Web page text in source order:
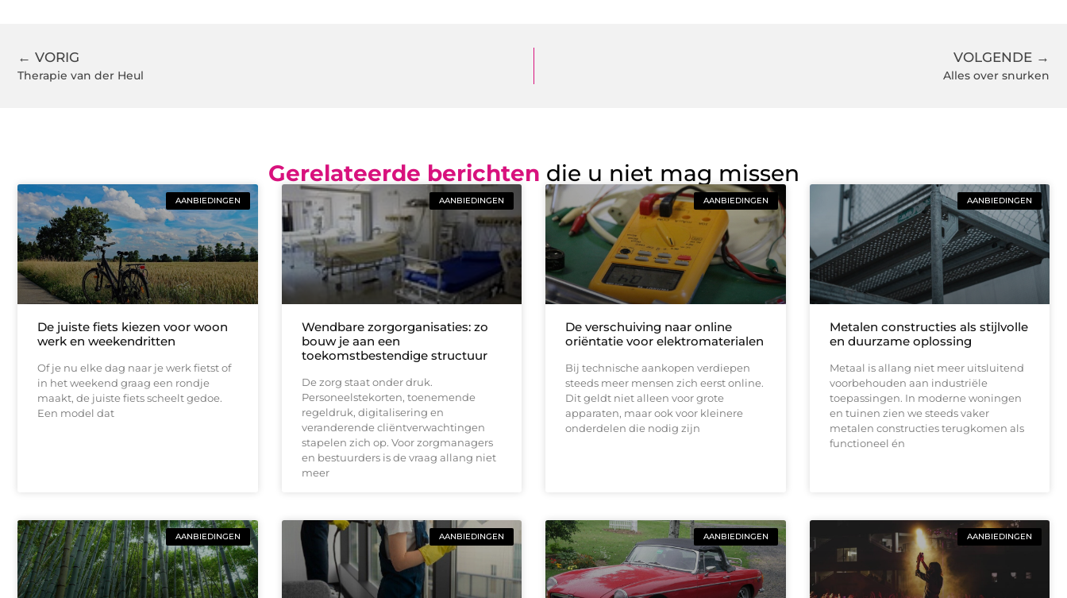
← VORIG
Therapie van der Heul
VOLGENDE →
Alles over snurken
Gerelateerde berichten die u niet mag missen
AANBIEDINGEN
De juiste fiets kiezen voor woon
werk en weekendritten
Of je nu elke dag naar je werk fietst of
in het weekend graag een rondje
maakt, de juiste fiets scheelt gedoe.
Een model dat
AANBIEDINGEN
Wendbare zorgorganisaties: zo
bouw je aan een
toekomstbestendige structuur
De zorg staat onder druk.
Personeelstekorten, toenemende
regeldruk, digitalisering en
veranderende cliëntverwachtingen
stapelen zich op. Voor zorgmanagers
en bestuurders is de vraag allang niet
meer
AANBIEDINGEN
De verschuiving naar online
oriëntatie voor elektromaterialen
Bij technische aankopen verdiepen
steeds meer mensen zich eerst online.
Dit geldt niet alleen voor grote
apparaten, maar ook voor kleinere
onderdelen die nodig zijn
AANBIEDINGEN
Metalen constructies als stijlvolle
en duurzame oplossing
Metaal is allang niet meer uitsluitend
voorbehouden aan industriële
toepassingen. In moderne woningen
en tuinen zien we steeds vaker
metalen constructies terugkomen als
functioneel én
AANBIEDINGEN AANBIEDINGEN AANBIEDINGEN AANBIEDINGEN